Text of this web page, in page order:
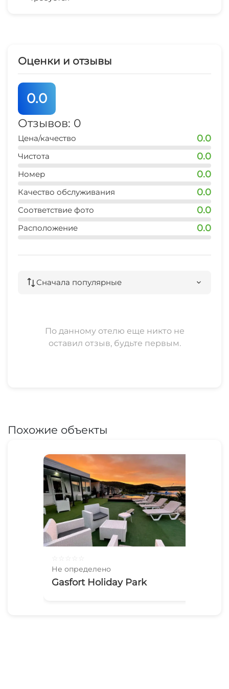
Охраняемая территория
Прокат велосипедов
Оценки и отзывы
0.0
Отзывов: 0
Цена/качество 0.0
Чистота 0.0
Номер 0.0
Качество обслуживания 0.0
Соответствие фото 0.0
Расположение 0.0
Сначала популярные
По данному отелю еще никто не
оставил отзыв, будьте первым.
Похожие объекты
Не определено
Gasfort Holiday Park